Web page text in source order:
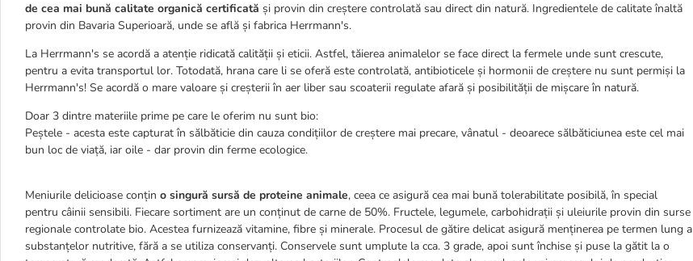
de cea mai bună calitate organică certificată și provin din creștere controlată sau direct din natură. Ingredientele de calitate înaltă
provin din Bavaria Superioară, unde se află și fabrica Herrmann's.
La Herrmann's se acordă a atenție ridicată calității și eticii. Astfel, tăierea animalelor se face direct la fermele unde sunt crescute,
pentru a evita transportul lor. Totodată, hrana care li se oferă este controlată, antibioticele și hormonii de creștere nu sunt permiși la
Herrmann's! Se acordă o mare valoare și creșterii în aer liber sau scoaterii regulate afară și posibilității de mișcare în natură.
Doar 3 dintre materiile prime pe care le oferim nu sunt bio:
Peștele - acesta este capturat în sălbăticie din cauza condițiilor de creștere mai precare, vânatul - deoarece sălbăticiunea este cel mai
bun loc de viață, iar oile - dar provin din ferme ecologice.
Meniurile delicioase conțin o singură sursă de proteine animale, ceea ce asigură cea mai bună tolerabilitate posibilă, în special
pentru câinii sensibili. Fiecare sortiment are un conținut de carne de 50%. Fructele, legumele, carbohidrații și uleiurile provin din surse
regionale controlate bio. Acestea furnizează vitamine, fibre și minerale. Procesul de gătire delicat asigură menținerea pe termen lung a
substanțelor nutritive, fără a se utiliza conservanți. Conservele sunt umplute la cca. 3 grade, apoi sunt închise și puse la gătit la o